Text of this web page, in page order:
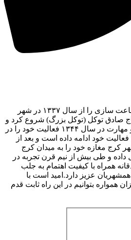
آقای محسن توکل حرفه ساعت سازی را از سال ۱۳۳۷ در شهر
صادق توکل (توکل بزرگ) شروع کرد و
پس از سالها کسب تجربه و مهارت در سال ۱۳۴۴ فعالیت خود را در
خود ادامه داده است و بعد از
مغازه خود را به میدان کرج
داده و طی بیش از نیم قرن تجربه در
همراه با کیفیت اهتمام به جلب
عزیز دارد.امید است با
همواره بتوانیم در این راه ثابت قدم